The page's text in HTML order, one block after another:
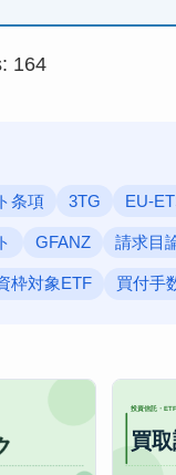
164
条項 3TG EU-
GFANZ 請求目
枠対象ETF 買付手